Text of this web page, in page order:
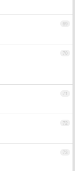
69
70
71
72
73